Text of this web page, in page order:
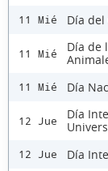
11 Mié Día del
11 Mié
Día de
11 Mié Día
12 Jue
Día
12 Jue Día